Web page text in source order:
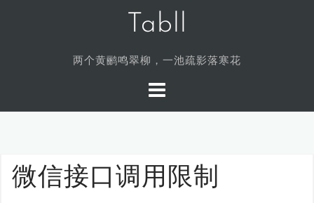
Tabll
两个黄鹂鸣翠柳，一池疏影落寒花
微信接口调用限制